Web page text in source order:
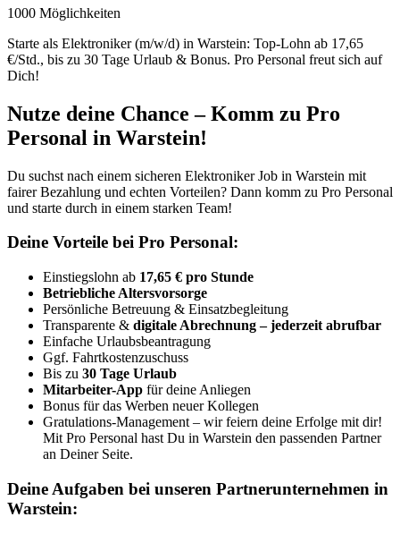
1000 Möglichkeiten
Starte als Elektroniker (m/w/d) in Warstein: Top-Lohn ab 17,65
€/Std., bis zu 30 Tage Urlaub & Bonus. Pro Personal freut sich auf
Dich!
Nutze deine Chance – Komm zu Pro
Personal in Warstein!
Du suchst nach einem sicheren Elektroniker Job in Warstein mit
fairer Bezahlung und echten Vorteilen? Dann komm zu Pro Personal
und starte durch in einem starken Team!
Deine Vorteile bei Pro Personal:
Einstiegslohn ab 17,65 € pro Stunde
Betriebliche Altersvorsorge
Persönliche Betreuung & Einsatzbegleitung
Transparente & digitale Abrechnung – jederzeit abrufbar
Einfache Urlaubsbeantragung
Ggf. Fahrtkostenzuschuss
Bis zu 30 Tage Urlaub
Mitarbeiter-App für deine Anliegen
Bonus für das Werben neuer Kollegen
Gratulations-Management – wir feiern deine Erfolge mit dir!
Mit Pro Personal hast Du in Warstein den passenden Partner
an Deiner Seite.
Deine Aufgaben bei unseren Partnerunternehmen in
Warstein: